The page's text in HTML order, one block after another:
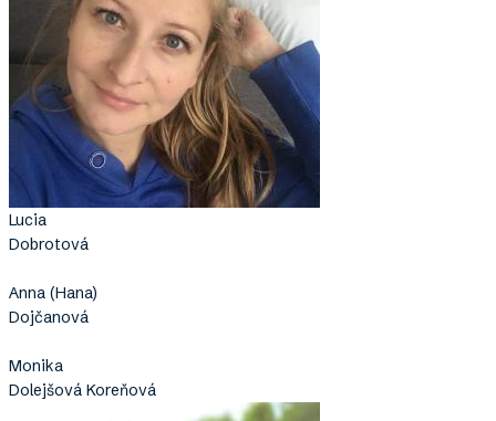
Lucia
Dobrotová
Anna (Hana)
Dojčanová
Monika
Dolejšová Koreňová